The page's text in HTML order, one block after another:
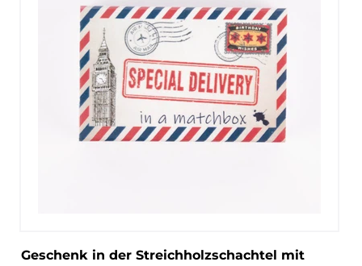
Geschenk in der Streichholzschachtel mit